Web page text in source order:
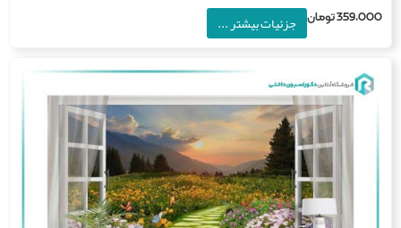
تومان جزئیات بیشتر ...